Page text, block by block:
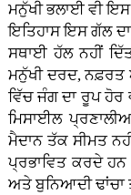
ਮਨੁੱਖੀ ਭਲਾਈ ਵੀ ਇਸ
ਇਤਿਹਾਸ ਇਸ ਗੱਲ
ਸਥਾਈ ਹੱਲ ਨਹੀਂ
ਮਨੁੱਖੀ ਦਰਦ,
ਵਿੱਚ ਜੰਗ ਦਾ ਰੂਪ
ਮਿਸਾਈਲ
ਮੈਦਾਨ ਤੱਕ ਸੀਮਤ
ਪ੍ਰਭਾਵਿਤ ਕਰਦੇ
ਅਤੇ ਬੁਨਿਆਦੀ ਢਾਂਚਾ